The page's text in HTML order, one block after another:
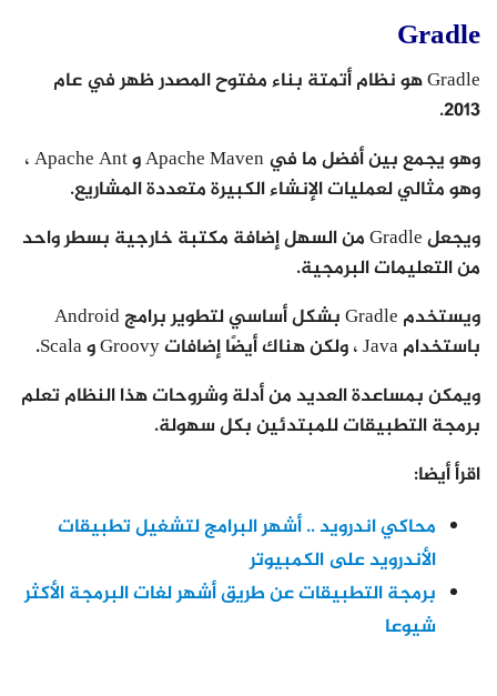
Gradle
Gradle هو نظام أتمتة بناء مفتوح المصدر ظهر في عام
2013.
وهو يجمع بين أفضل ما في Apache Maven و Apache Ant ،
وهو مثالي لعمليات الإنشاء الكبيرة متعددة المشاريع.
ويجعل Gradle من السهل إضافة مكتبة خارجية بسطر واحد
من التعليمات البرمجية.
ويستخدم Gradle بشكل أساسي لتطوير برامج Android
باستخدام Java ، ولكن هناك أيضًا إضافات Groovy و Scala.
ويمكن بمساعدة العديد من أدلة وشروحات هذا النظام تعلم
برمجة التطبيقات للمبتدئين بكل سهولة.
اقرأ أيضا:
محاكي اندرويد .. أشهر البرامج لتشغيل تطبيقات
الأندرويد على الكمبيوتر
برمجة التطبيقات عن طريق أشهر لغات البرمجة الأكثر
شيوعا